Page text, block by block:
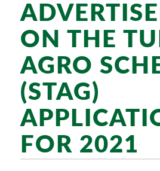
ON THE
AGRO
(STAG)
FOR 2021